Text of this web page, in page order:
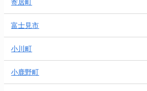
寄居町
富士見市
小川町
小鹿野町